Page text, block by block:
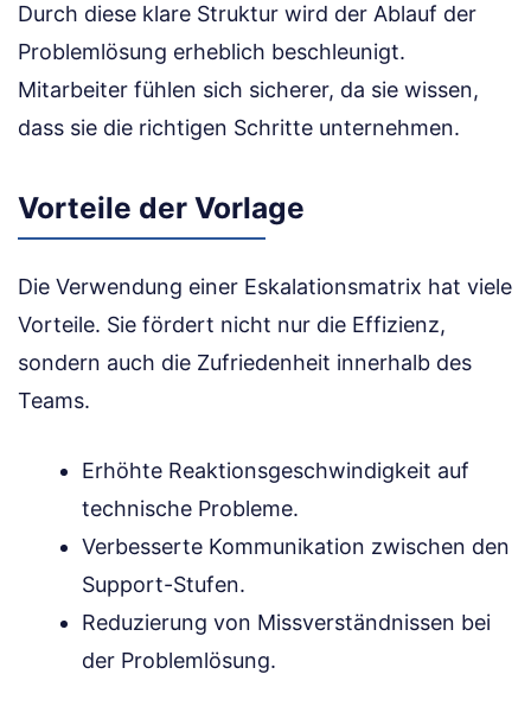
Durch diese klare Struktur wird der Ablauf der
Problemlösung erheblich beschleunigt.
Mitarbeiter fühlen sich sicherer, da sie wissen,
dass sie die richtigen Schritte unternehmen.
Vorteile der Vorlage
Die Verwendung einer Eskalationsmatrix hat viele
Vorteile. Sie fördert nicht nur die Effizienz,
sondern auch die Zufriedenheit innerhalb des
Teams.
Erhöhte Reaktionsgeschwindigkeit auf
technische Probleme.
Verbesserte Kommunikation zwischen den
Support-Stufen.
Reduzierung von Missverständnissen bei
der Problemlösung.